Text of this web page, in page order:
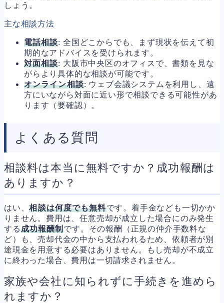
しょう。
主な相談方法
電話相談: 全国どこからでも、まず現状を伝えて初
期的なアドバイスを受けられます。
対面相談: 大阪市中央区のオフィスで、書類を見な
がらより具体的な相談が可能です。
オンライン相談: ウェブ会議システムを利用し、遠
方にいながら対面に近い形で相談できる可能性があ
ります（要確認）。
よくある質問
相談料は本当に無料ですか？成功報酬は
ありますか？
はい、相談は何度でも無料です。着手金なども一切かか
りません。費用は、任意売却が成立した場合にのみ発生
する成功報酬制です。その報酬（正規の仲介手数料な
ど）も、売却代金の中から支払われるため、依頼者が別
途現金を用意する必要はありません。もし売却が不成立
に終わった場合、費用は一切請求されません。
家族や会社に知られずに手続きを進めら
れますか？